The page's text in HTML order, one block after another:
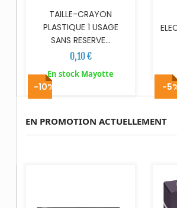
TAILLE-CRAYON
PLASTIQUE 1 USAGE
SANS RESERVE...
0,10 €
En stock Mayotte
EN PROMOTION ACTUELLEMENT
-10% -